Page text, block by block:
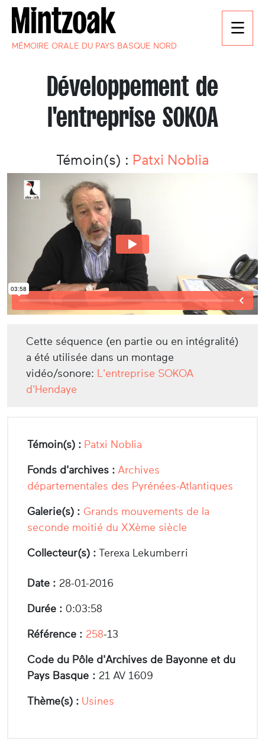
MÉMOIRE ORALE DU PAYS BASQUE NORD
Développement de
l'entreprise SOKOA
Témoin(s) : Patxi Noblia
Cette séquence (en partie ou en intégralité)
a été utilisée dans un montage
vidéo/sonore: L'entreprise SOKOA
d'Hendaye
Témoin(s) : Patxi Noblia
Fonds d'archives : Archives
départementales des Pyrénées-Atlantiques
Galerie(s) : Grands mouvements de la
seconde moitié du XXème siècle
Collecteur(s) : Terexa Lekumberri
Date : 28-01-2016
Durée : 0:03:58
Référence : 258-13
Code du Pôle d'Archives de Bayonne et du
Pays Basque : 21 AV 1609
Thème(s) : Usines